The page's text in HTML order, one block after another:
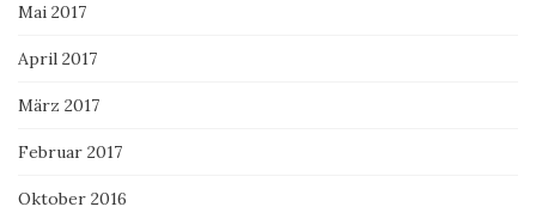
Mai 2017
April 2017
März 2017
Februar 2017
Oktober 2016